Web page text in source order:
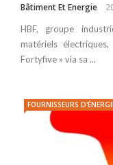
Bâtiment Et Energie
HBF, groupe
matériels
Fortyfive » via sa ...
FOURNISSEURS